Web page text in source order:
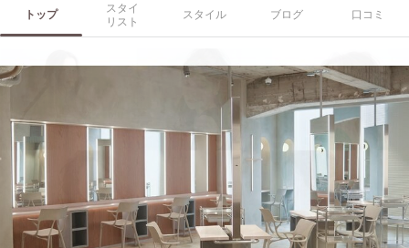
トップ
スタイ
リスト
スタイル ブログ 口コミ